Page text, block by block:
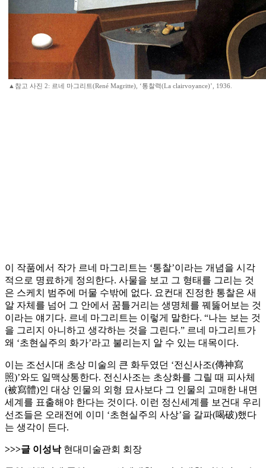
▲참고 사진 2: 르네 마그리트(René Magritte), ‘통찰력(La clairvoyance)’, 1936.
이 작품에서 작가 르네 마그리트는 ‘통찰’이라는 개념을 시각
적으로 명료하게 정의한다. 사물을 보고 그 형태를 그리는 것
은 스케치 범주에 머물 수밖에 없다. 요컨대 진정한 통찰은 새
알 자체를 넘어 그 안에서 꿈틀거리는 생명체를 꿰뚫어보는 것
이라는 얘기다. 르네 마그리트는 이렇게 말한다. “나는 보는 것
을 그리지 아니하고 생각하는 것을 그린다.” 르네 마그리트가
왜 ‘초현실주의 화가’라고 불리는지 알 수 있는 대목이다.
이는 조선시대 초상 미술의 큰 화두였던 ‘전신사조(傳神寫
照)’와도 일맥상통한다. 전신사조는 초상화를 그릴 때 피사체
(被寫體)인 대상 인물의 외형 묘사보다 그 인물의 고매한 내면
세계를 표출해야 한다는 것이다. 이런 정신세계를 보건대 우리
선조들은 오래전에 이미 ‘초현실주의 사상’을 갈파(喝破)했다
는 생각이 든다.
>>>글 이성낙현대미술관회 회장